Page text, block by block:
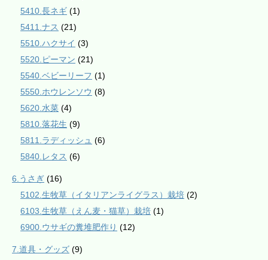
5410.長ネギ (1)
5411.ナス (21)
5510.ハクサイ (3)
5520.ピーマン (21)
5540.ベビーリーフ (1)
5550.ホウレンソウ (8)
5620.水菜 (4)
5810.落花生 (9)
5811.ラディッシュ (6)
5840.レタス (6)
6.うさぎ (16)
5102.生牧草（イタリアンライグラス）栽培 (2)
6103.生牧草（えん麦・猫草）栽培 (1)
6900.ウサギの糞堆肥作り (12)
7.道具・グッズ (9)